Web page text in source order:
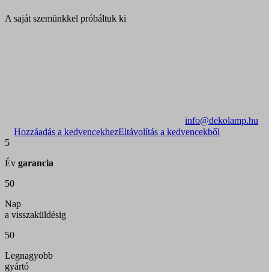
A saját szemünkkel próbáltuk ki
info@dekolamp.hu
Hozzáadás a kedvencekhezEltávolítás a kedvencekből
5
Év garancia
50
Nap
a visszaküldésig
50
Legnagyobb
gyártó